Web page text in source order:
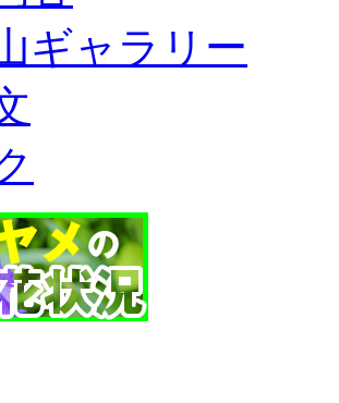
ギャラリー